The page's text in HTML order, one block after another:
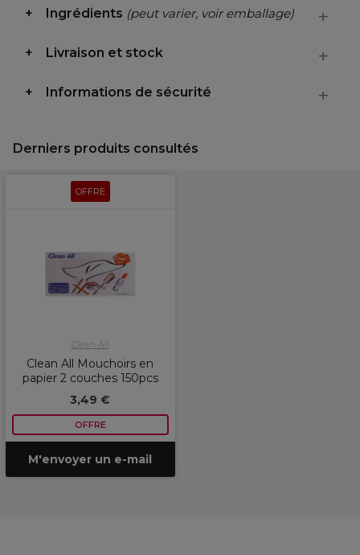
Ingrédients (peut varier, voir emballage)
Livraison et stock
Informations de sécurité
Derniers produits consultés
OFFRE
Clean All
Clean All Mouchoirs en
papier 2 couches 150pcs
3,49 €
OFFRE
M'envoyer un e-mail